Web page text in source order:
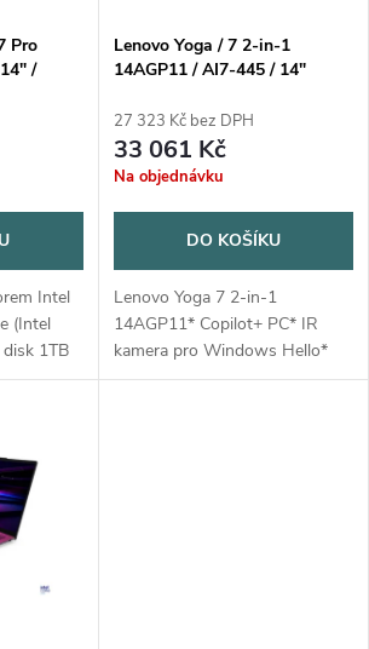
Pro
/
/ 2R
Intel
(Intel
1TB
Lenovo Yoga / 7 2-in-1
14AGP11 / AI7-445 / 14"
1TB / AMD int / W11H /
Seashell / 3R On-Site
27 323 Kč bez DPH
33 061 Kč
Na objednávku
DO KOŠÍKU
Lenovo Yoga 7 2-in-1
14AGP11* Copilot+ PC* IR
kamera pro Windows Hello*
Lenovo Yoga Pen Gen 2 with